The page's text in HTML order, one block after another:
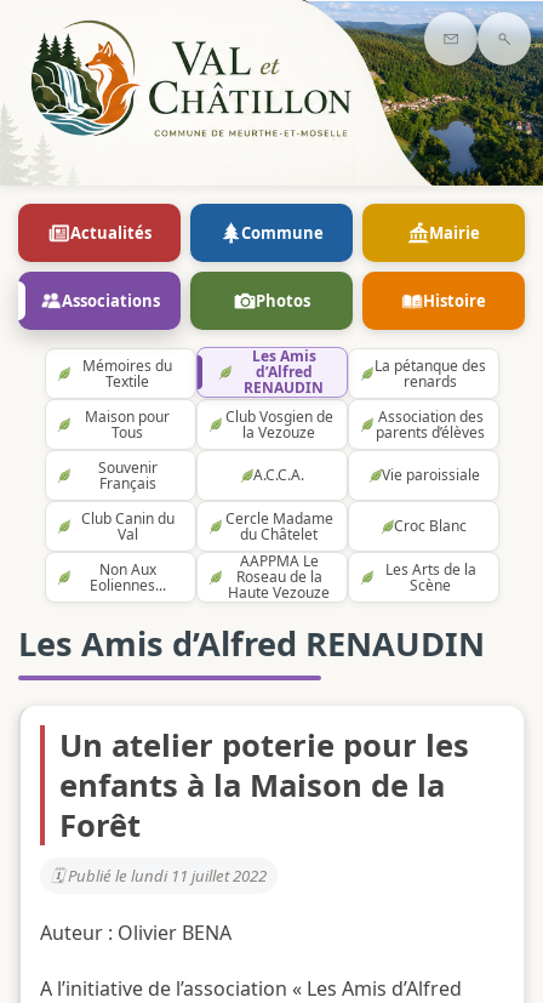
Contact
Actualités Commune Mairie
Associations Photos Histoire
Mémoires du
Textile
Les Amis
d’Alfred
RENAUDIN
La pétanque des
renards
Maison pour
Tous
Club Vosgien de
la Vezouze
Association des
parents d’élèves
Souvenir
Français A.C.C.A. Vie paroissiale
Club Canin du
Val
Cercle Madame
du Châtelet Croc Blanc
Non Aux
Eoliennes...
AAPPMA Le
Roseau de la
Haute Vezouze
Les Arts de la
Scène
Les Amis d’Alfred RENAUDIN
Un atelier poterie pour les
enfants à la Maison de la
Forêt
Publié le lundi 11 juillet 2022
Auteur : Olivier BENA
A l’initiative de l’association « Les Amis d’Alfred